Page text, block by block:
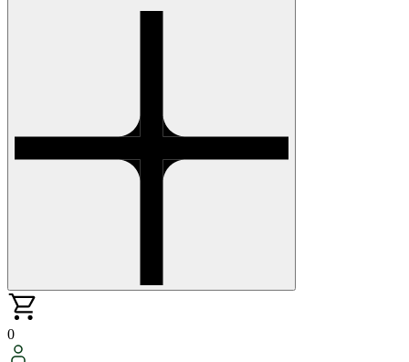
0